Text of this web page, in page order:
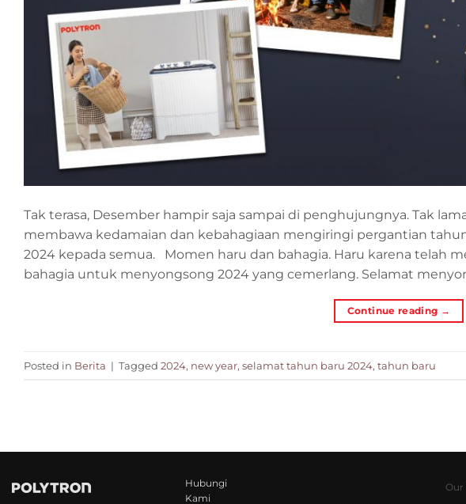
Tak terasa, Desember hampir saja sampai di penghujungnya. Tak
membawa kedamaian dan kebahagiaan mengiringi pergantian
2024 kepada semua. Momen haru dan bahagia. Haru karena telah
bahagia untuk menyongsong 2024 yang cemerlang. Selamat
Continue reading →
Posted in Berita | Tagged 2024, new year, selamat tahun baru 2024, tahun baru
Hubungi
Kami
Our